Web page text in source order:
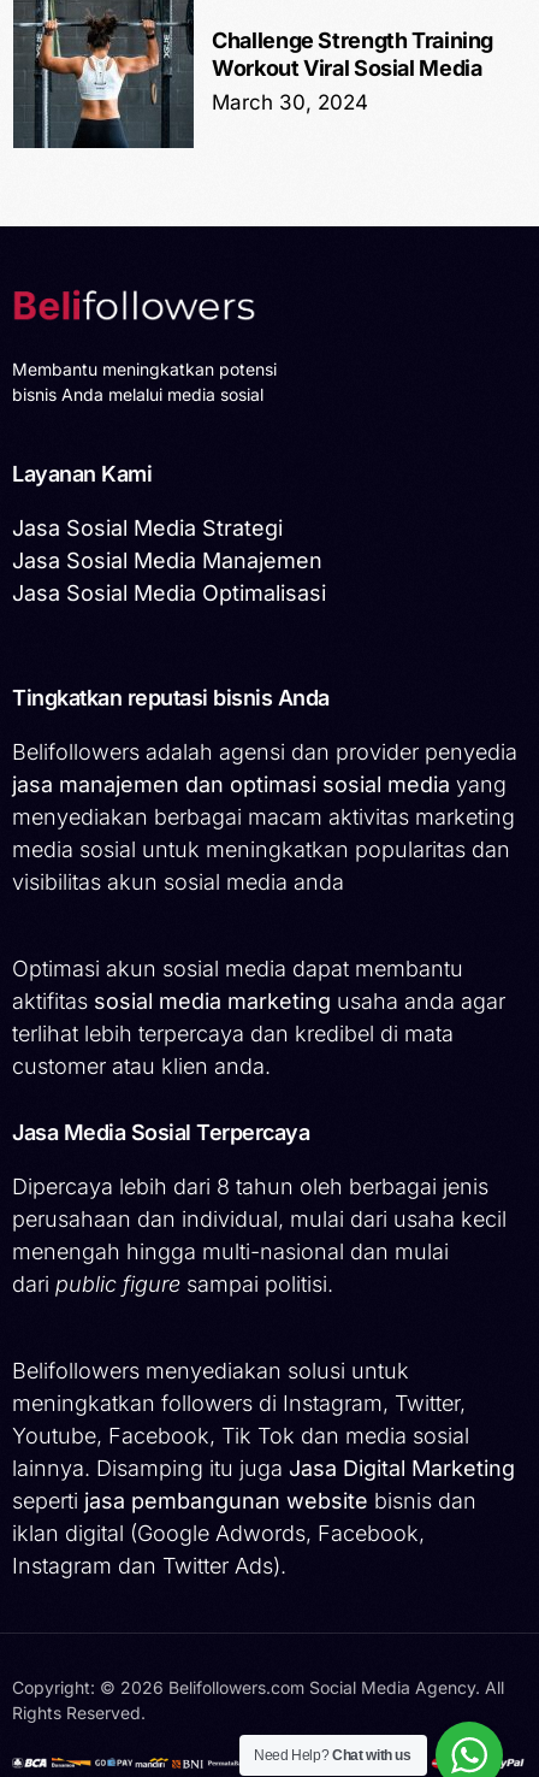
Challenge Strength Training
Workout Viral Sosial Media
March 30, 2024
Membantu meningkatkan potensi
bisnis Anda melalui media sosial
Layanan Kami
Jasa Sosial Media Strategi
Jasa Sosial Media Manajemen
Jasa Sosial Media Optimalisasi
Tingkatkan reputasi bisnis Anda
Belifollowers adalah agensi dan provider penyedia
jasa manajemen dan optimasi sosial media yang
menyediakan berbagai macam aktivitas marketing
media sosial untuk meningkatkan popularitas dan
visibilitas akun sosial media anda
Optimasi akun sosial media dapat membantu
aktifitas sosial media marketing usaha anda agar
terlihat lebih terpercaya dan kredibel di mata
customer atau klien anda.
Jasa Media Sosial Terpercaya
Dipercaya lebih dari 8 tahun oleh berbagai jenis
perusahaan dan individual, mulai dari usaha kecil
menengah hingga multi-nasional dan mulai
dari public figure sampai politisi.
Belifollowers menyediakan solusi untuk
meningkatkan followers di Instagram, Twitter,
Youtube, Facebook, Tik Tok dan media sosial
lainnya. Disamping itu juga Jasa Digital Marketing
seperti jasa pembangunan website bisnis dan
iklan digital (Google Adwords, Facebook,
Instagram dan Twitter Ads).
Copyright: © 2026 Belifollowers.com Social Media Agency. All
Rights Reserved.
Hubungi Kami
Need Help?Chat with us